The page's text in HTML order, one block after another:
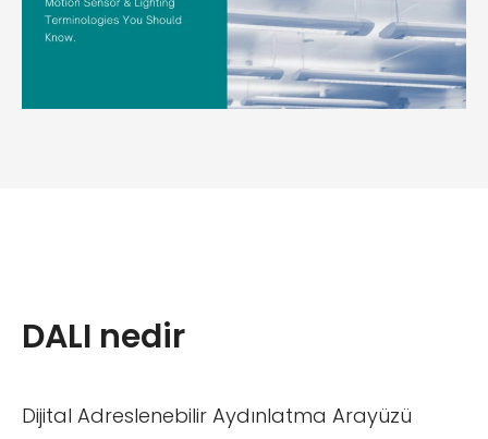
DALI nedir
Dijital Adreslenebilir Aydınlatma Arayüzü